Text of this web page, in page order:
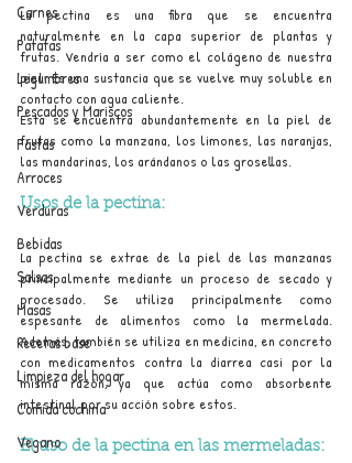
Carnes
Patatas
Legumbres
Pescados y Mariscos
Pastas
Arroces
Verduras
Bebidas
Salsas
Masas
Recetas base
Limpieza del hogar
Comida cochina
Vegano
La pectina es una fibra que se encuentra
naturalmente en la capa superior de plantas y
frutas. Vendría a ser como el colágeno de nuestra
piel. Es una sustancia que se vuelve muy soluble en
contacto con agua caliente.
Esta se encuentra abundantemente en la piel de
frutas como la manzana, los limones, las naranjas,
las mandarinas, los arándanos o las grosellas.
Usos de la pectina:
La pectina se extrae de la piel de las manzanas
principalmente mediante un proceso de secado y
procesado. Se utiliza principalmente como
espesante de alimentos como la mermelada.
Además, también se utiliza en medicina, en concreto
con medicamentos contra la diarrea casi por la
misma razón, ya que actúa como absorbente
intestinal por su acción sobre estos.
El uso de la pectina en las mermeladas: